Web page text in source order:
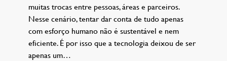
muitas trocas entre pessoas, áreas e parceiros.
Nesse cenário, tentar dar conta de tudo apenas
com esforço humano não é sustentável e nem
eficiente. É por isso que a tecnologia deixou de ser
apenas um…